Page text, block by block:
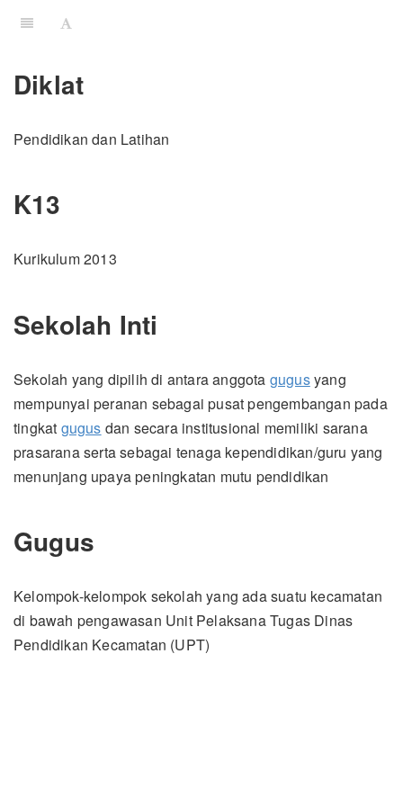
Diklat
Pendidikan dan Latihan
K13
Kurikulum 2013
Sekolah Inti
Sekolah yang dipilih di antara anggota gugusyang
mempunyai peranan sebagai pusat pengembangan pada
tingkat gugus dan secara institusional memiliki sarana
prasarana serta sebagai tenaga kependidikan/guru yang
menunjang upaya peningkatan mutu pendidikan
Gugus
Kelompok-kelompok sekolah yang ada suatu kecamatan
di bawah pengawasan Unit Pelaksana Tugas Dinas
Pendidikan Kecamatan (UPT)